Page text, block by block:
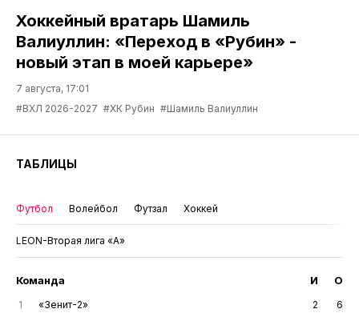
Хоккейный вратарь Шамиль
Валиуллин: «Переход в «Рубин» -
новый этап в моей карьере»
7 августа, 17:01
#ВХЛ 2026-2027 #ХК Рубин #Шамиль Валиуллин
ТАБЛИЦЫ
Футбол Волейбол Футзал Хоккей
LEON-Вторая лига «А»
Команда И О
1 «Зенит-2» 2
6